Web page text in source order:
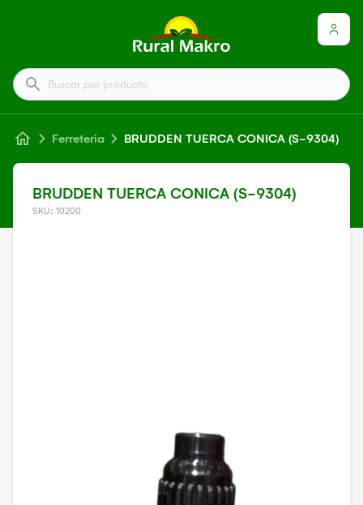
Buscar por producto
Ferreteria BRUDDEN TUERCA CONICA (S-9304)
BRUDDEN TUERCA CONICA (S-9304)
SKU: 10200